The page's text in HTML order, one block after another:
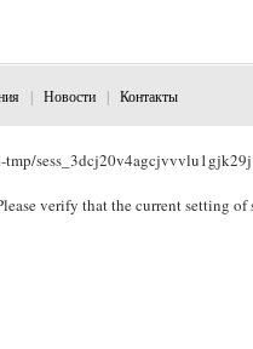
Новости Контакты
verify that the current setting